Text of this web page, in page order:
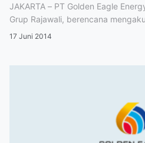
JAKARTA – PT Golden Eagle
Grup Rajawali, berencana
17 Juni 2014